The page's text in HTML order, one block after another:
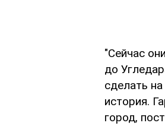
"Сейчас
до
сделать
история.
город,